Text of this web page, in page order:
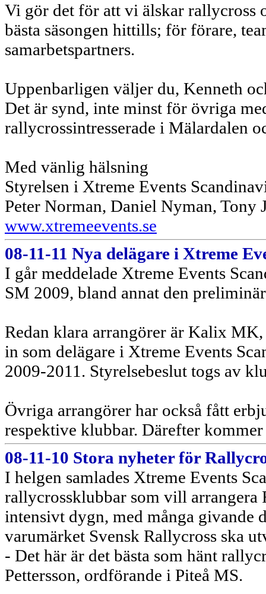
Vi gör det för att vi älskar rallycross
bästa säsongen hittills; för förare,
samarbetspartners.
Uppenbarligen väljer du, Kenneth
Det är synd, inte minst för övriga
rallycrossintresserade i Mälardalen
Med vänlig hälsning
Styrelsen i Xtreme Events
Peter Norman, Daniel Nyman, Tony
www.xtremeevents.se
08-11-11 Nya delägare i Xtreme
I går meddelade Xtreme Events
SM 2009, bland annat den
Redan klara arrangörer är Kalix
in som delägare i Xtreme Events
2009-2011. Styrelsebeslut togs av
Övriga arrangörer har också fått
respektive klubbar. Därefter
08-11-10 Stora nyheter för
I helgen samlades Xtreme Events
rallycrossklubbar som vill
intensivt dygn, med många givande
varumärket Svensk Rallycross ska
- Det här är det bästa som hänt
Pettersson, ordförande i Piteå MS.